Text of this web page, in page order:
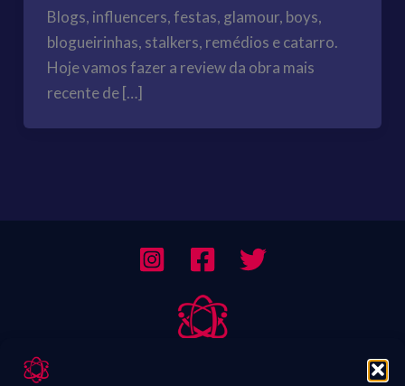
Blogs, influencers, festas, glamour, boys,
blogueirinhas, stalkers, remédios e catarro.
Hoje vamos fazer a review da obra mais
recente de […]